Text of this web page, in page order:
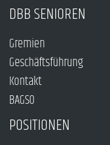
DBB SENIOREN
Gremien
Geschäftsführung
Kontakt
BAGSO
POSITIONEN